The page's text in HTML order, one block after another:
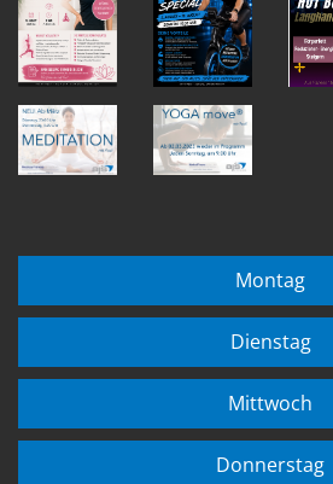
Montag
Dienstag
Mittwoch
Donnerstag